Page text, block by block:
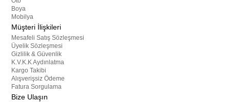
Boya
Mobilya
Müşteri İlişkileri
Mesafeli Satış Sözleşmesi
Üyelik Sözleşmesi
Gizlilik & Güvenlik
K.V.K.K Aydınlatma
Kargo Takibi
Alışverişsiz Ödeme
Fatura Sorgulama
Bize Ulaşın